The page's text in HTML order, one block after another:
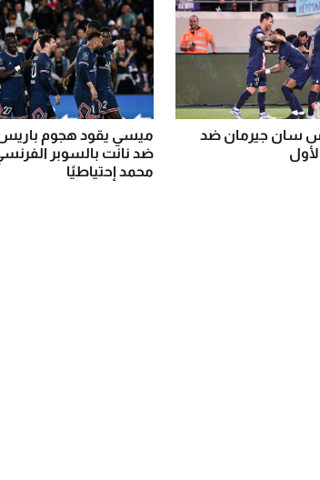
سان جيرمان ضد
ميسي يقود هجوم
ضد نانت بالسوبر
محمد إحتياطيًا